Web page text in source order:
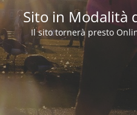
Sito in Modalità
Il sito tornerà presto